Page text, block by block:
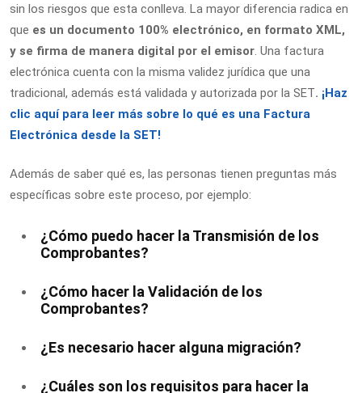
sin los riesgos que esta conlleva. La mayor diferencia radica en
que es un documento 100% electrónico, en formato XML,
y se firma de manera digital por el emisor . Una factura
electrónica cuenta con la misma validez jurídica que una
tradicional, además está validada y autorizada por la SET. ¡Haz
clic aquí para leer más sobre lo qué es una Factura
Electrónica desde la SET!
Además de saber qué es, las personas tienen preguntas más
específicas sobre este proceso, por ejemplo:
¿Cómo puedo hacer la Transmisión de los
Comprobantes?
¿Cómo hacer la Validación de los
Comprobantes?
¿Es necesario hacer alguna migración?
¿Cuáles son los requisitos para hacer la